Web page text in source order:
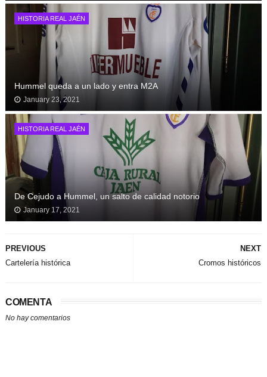
HISTORIA REAL JAÉN
Hummel queda a un lado y entra M2A
January 23, 2021
HISTORIA REAL JAÉN
De Cejudo a Hummel, un salto de calidad notorio
January 17, 2021
NEXT
Cromos históricos
PREVIOUS
Cartelería histórica
COMENTA
No hay comentarios